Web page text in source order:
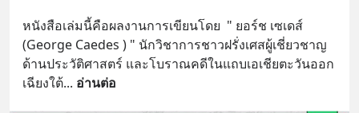
หนังสือเล่มนี้คือผลงานการเขียนโดย  " ยอร์ช เซเดส์
(George Caedes ) " นักวิชาการชาวฝรั่งเศสผู้เชี่ยวชาญ
ด้านประวัติศาสตร์ และโบราณคดีในแถบเอเชียตะวันออก
เฉียงใต้... อ่านต่อ